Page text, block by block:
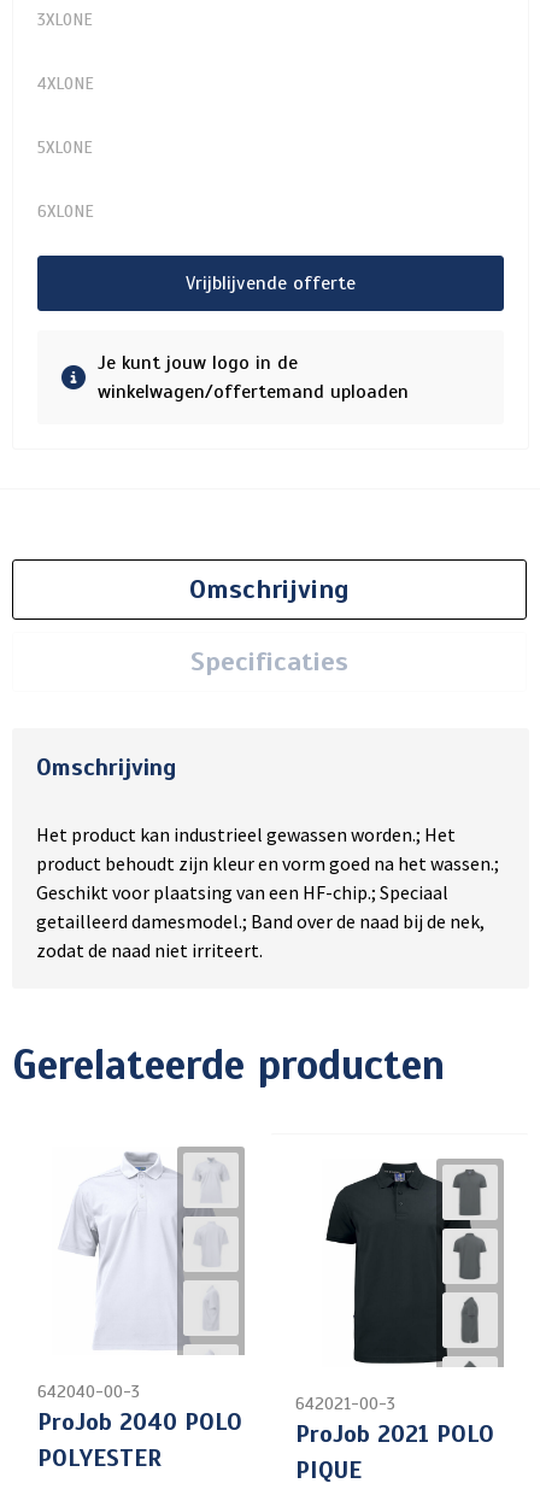
3XLONE
4XLONE
5XLONE
6XLONE
Vrijblijvende offerte
Je kunt jouw logo in de
winkelwagen/offertemand uploaden
Omschrijving
Specificaties
Omschrijving
Het product kan industrieel gewassen worden.; Het
product behoudt zijn kleur en vorm goed na het wassen.;
Geschikt voor plaatsing van een HF-chip.; Speciaal
getailleerd damesmodel.; Band over de naad bij de nek,
zodat de naad niet irriteert.
Gerelateerde producten
642040-00-3
ProJob 2040 POLO
POLYESTER
642021-00-3
ProJob 2021 POLO
PIQUE